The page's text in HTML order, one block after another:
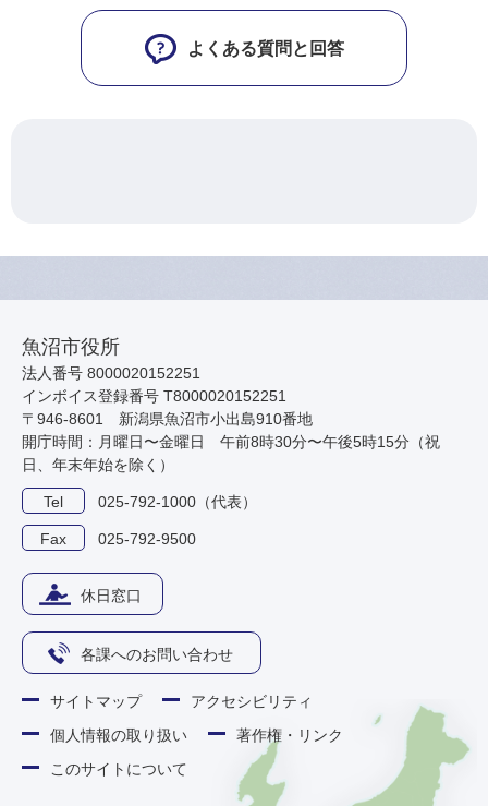
よくある質問と回答
魚沼市役所
法人番号 8000020152251
インボイス登録番号 T8000020152251
〒946-8601 新潟県魚沼市小出島910番地
開庁時間：月曜日〜金曜日 午前8時30分〜午後5時15分（祝
日、年末年始を除く）
Tel 025-792-1000（代表）
Fax 025-792-9500
休日窓口
各課へのお問い合わせ
サイトマップ
アクセシビリティ
個人情報の取り扱い
著作権・リンク
このサイトについて